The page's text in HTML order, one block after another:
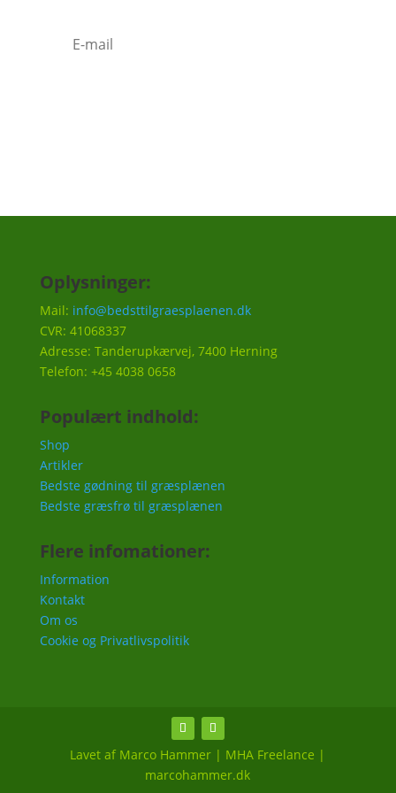
Oplysninger:
Mail: info@bedsttilgraesplaenen.dk
CVR: 41068337
Adresse: Tanderupkærvej, 7400 Herning
Telefon: +45 4038 0658
Populært indhold:
Shop
Artikler
Bedste gødning til græsplænen
Bedste græsfrø til græsplænen
Flere infomationer:
Information
Kontakt
Om os
Cookie og Privatlivspolitik
Lavet af Marco Hammer | MHA Freelance |
marcohammer.dk